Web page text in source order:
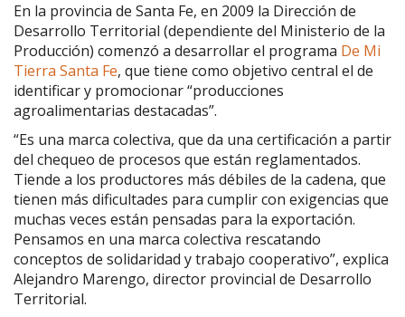
En la provincia de Santa Fe, en 2009 la Dirección de
Desarrollo Territorial (dependiente del Ministerio de la
Producción) comenzó a desarrollar el programa De Mi
Tierra Santa Fe, que tiene como objetivo central el de
identificar y promocionar “producciones
agroalimentarias destacadas”.
“Es una marca colectiva, que da una certificación a partir
del chequeo de procesos que están reglamentados.
Tiende a los productores más débiles de la cadena, que
tienen más dificultades para cumplir con exigencias que
muchas veces están pensadas para la exportación.
Pensamos en una marca colectiva rescatando
conceptos de solidaridad y trabajo cooperativo”, explica
Alejandro Marengo, director provincial de Desarrollo
Territorial.